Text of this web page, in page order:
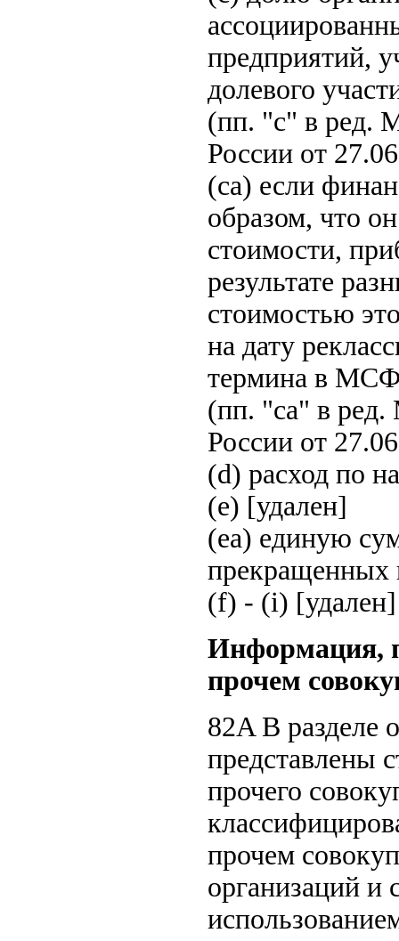
предприятий,
долевого
(пп. "c" в ред.
России от
(ca) если
образом, что
стоимости,
результате
стоимостью
на дату
термина в
(пп. "ca" в
России от
(d) расход по
(e) [удален]
(ea) единую
прекращенных
(f) - (i) [удален]
Информация,
прочем
82A В разделе
представлены
прочего
прочем
организаций и